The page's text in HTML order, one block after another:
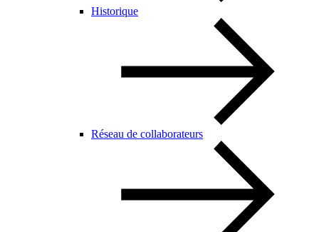
Historique
Réseau de collaborateurs